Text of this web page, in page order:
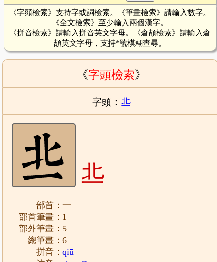
《字頭檢索》支持字或詞檢索。《筆畫檢索》請輸入數字。
《全文檢索》至少輸入兩個漢字。
《拼音檢索》請輸入拼音英文字母。《倉頡檢索》請輸入倉
頡英文字母，支持*號模糊查尋。
《字頭檢索》
字頭： 丠
丠
部首：一
部首筆畫：1
部外筆畫：5
總筆畫：6
拼音：qiū